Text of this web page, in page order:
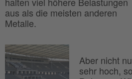
aus als die meisten anderen
Metalle.
Aber nicht
sehr hoch,